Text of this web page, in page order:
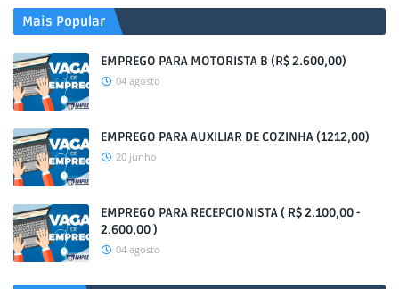
Mais Popular
EMPREGO PARA MOTORISTA B (R$ 2.600,00)
04 agosto
EMPREGO PARA AUXILIAR DE COZINHA (1212,00)
20 junho
EMPREGO PARA RECEPCIONISTA ( R$ 2.100,00 -
2.600,00 )
04 agosto